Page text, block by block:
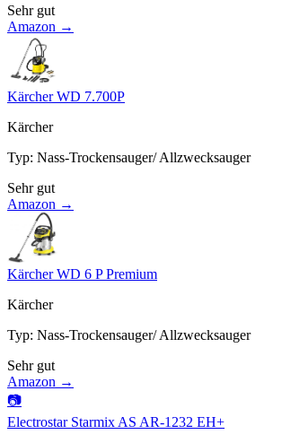
Sehr gut
Amazon →
Kärcher WD 7.700P
Kärcher
Typ: Nass-Trockensauger/ Allzwecksauger
Sehr gut
Amazon →
Kärcher WD 6 P Premium
Kärcher
Typ: Nass-Trockensauger/ Allzwecksauger
Sehr gut
Amazon →
📷
Electrostar Starmix AS AR-1232 EH+